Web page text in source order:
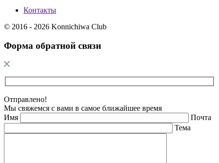
Контакты
© 2016 - 2026 Konnichiwa Club
Форма обратной связи
Отправлено!
Мы свяжемся с вами в самое ближайшее время
Имя
Почта
Тема